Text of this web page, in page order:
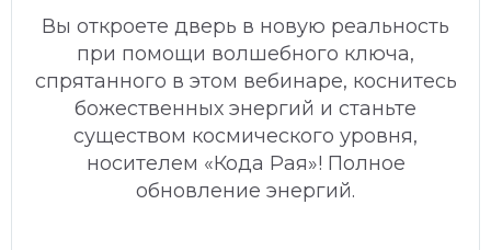
Вы откроете дверь в новую реальность
при помощи волшебного ключа,
спрятанного в этом вебинаре, коснитесь
божественных энергий и станьте
существом космического уровня,
носителем «Кода Рая»! Полное
обновление энергий.